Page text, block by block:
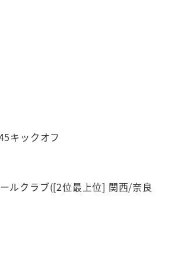
キックオフ
ルクラブ([2位最上位] 関西/奈良